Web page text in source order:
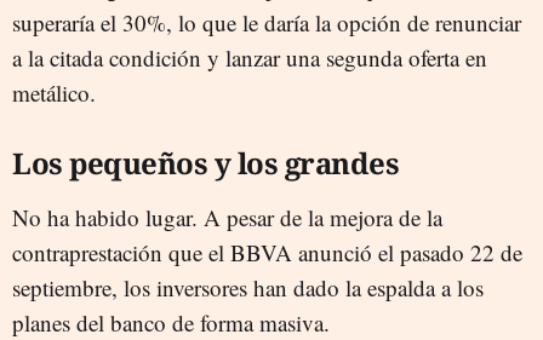
superaría el 30%, lo que le daría la opción de renunciar
a la citada condición y lanzar una segunda oferta en
metálico.
Los pequeños y los grandes
No ha habido lugar. A pesar de la mejora de la
contraprestación que el BBVA anunció el pasado 22 de
septiembre, los inversores han dado la espalda a los
planes del banco de forma masiva.